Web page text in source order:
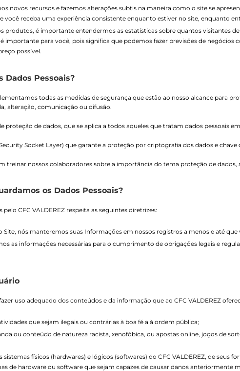
novos recursos e fazemos alterações subtis na maneira como o site se
você receba uma experiência consistente enquanto estiver no site, enquanto
produtos, é importante entendermos as estatísticas sobre quantos visitantes
importante para você, pois significa que podemos fazer previsões de
possível.
Dados Pessoais?
todas as medidas de segurança que estão ao nosso alcance para
alteração, comunicação ou difusão.
proteção de dados, que se aplica a todos aqueles que tratam dados pessoais
Socket Layer) que garante a proteção por criptografia dos dados e
treinar nossos colaboradores sobre a importância do tema proteção de
os Dados Pessoais?
CFC VALDEREZ respeita as seguintes diretrizes:
Site, nós manteremos suas Informações em nossos registros a menos e até que
as informações necessárias para o cumprimento de obrigações legais e
uso adequado dos conteúdos e da informação que ao CFC VALDEREZ
que sejam ilegais ou contrárias à boa fé a à ordem pública;
ou conteúdo de natureza racista, xenofóbica, ou apostas online, jogos de
sistemas físicos (hardwares) e lógicos (softwares) do CFC VALDEREZ, de
de hardware ou software que sejam capazes de causar danos anteriormente